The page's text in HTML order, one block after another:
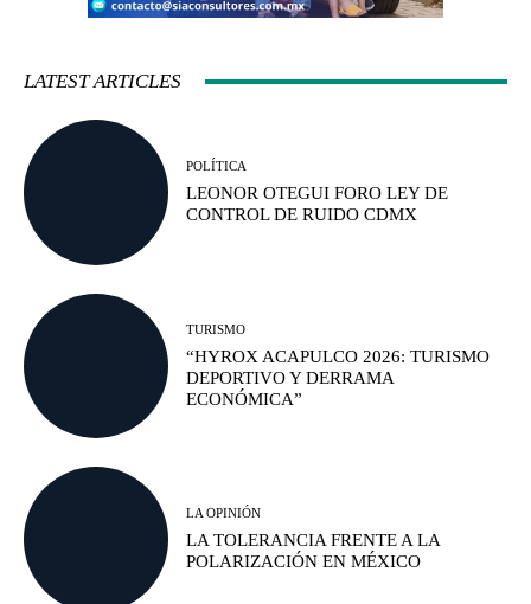
LATEST ARTICLES
POLÍTICA
LEONOR OTEGUI FORO LEY DE
CONTROL DE RUIDO CDMX
TURISMO
“HYROX ACAPULCO 2026: TURISMO
DEPORTIVO Y DERRAMA
ECONÓMICA”
LA OPINIÓN
LA TOLERANCIA FRENTE A LA
POLARIZACIÓN EN MÉXICO